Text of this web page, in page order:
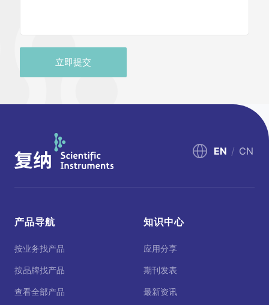
立即提交
EN / CN
产品导航
按业务找产品
按品牌找产品
查看全部产品
知识中心
应用分享
期刊发表
最新资讯